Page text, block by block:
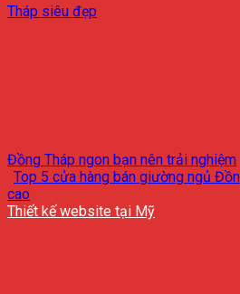
Tháp siêu đẹp
Đồng Tháp ngon bạn nên trải nghiệm
Top 5 cửa hàng bán giường ngủ
cao
Thiết kế website tại Mỹ